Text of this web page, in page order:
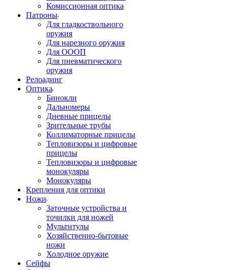
Комиссионная оптика
Патроны
Для гладкоствольного
оружия
Для нарезного оружия
Для ОООП
Для пневматического
оружия
Релоадинг
Оптика
Бинокли
Дальномеры
Дневные прицелы
Зрительные трубы
Коллиматорные прицелы
Тепловизоры и цифровые
прицелы
Тепловизоры и цифровые
монокуляры
Монокуляры
Крепления для оптики
Ножи
Заточные устройства и
точилки для ножей
Мультитулы
Хозяйственно-бытовые
ножи
Холодное оружие
Сейфы